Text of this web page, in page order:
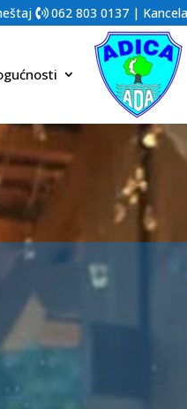
062 803 0137|